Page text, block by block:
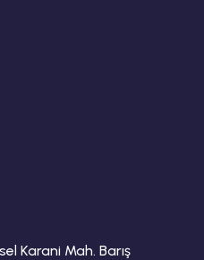
Karani Mah. Barış